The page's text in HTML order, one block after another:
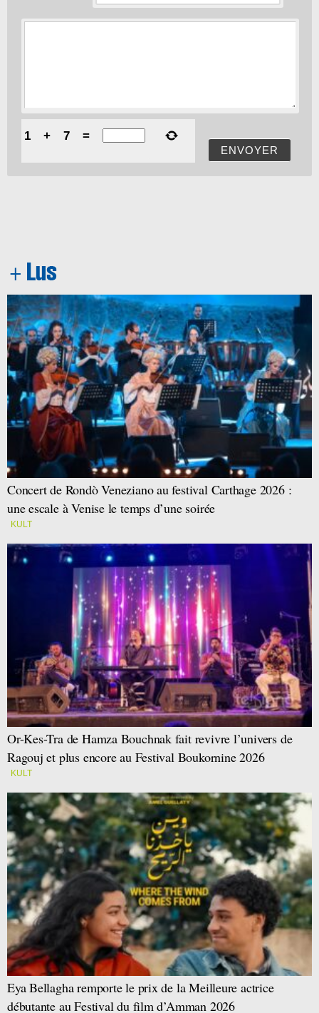
ENVOYER
1 + 7 =
Concert de Rondò Veneziano au festival Carthage 2026 :
une escale à Venise le temps d’une soirée
KULT
Or-Kes-Tra de Hamza Bouchnak fait revivre l’univers de
Ragouj et plus encore au Festival Boukornine 2026
KULT
Eya Bellagha remporte le prix de la Meilleure actrice
débutante au Festival du film d’Amman 2026